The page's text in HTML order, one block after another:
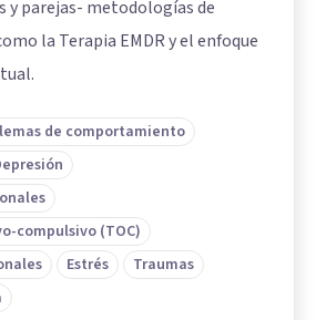
y parejas- metodologías de
la Terapia EMDR y el enfoque
de comportamiento
compulsivo (TOC)
Estrés
Traumas